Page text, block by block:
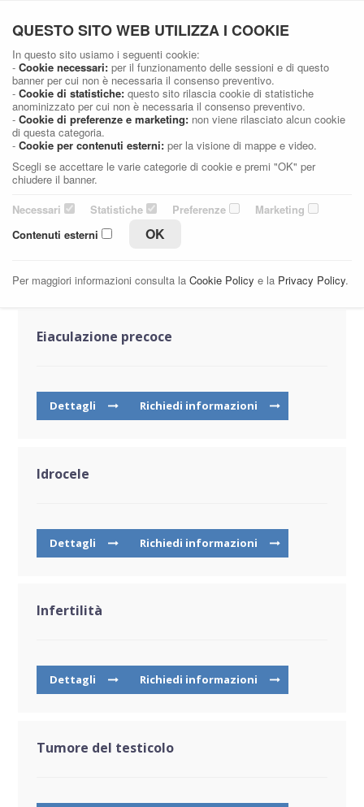
Dott. Stefano Casellato
Medico Chirurgo specialista in Urologia e Andrologia
PATOLOGIE ANDROLOGICHE
Home Patologie Patologie Andrologiche
Deficit erettile
Eiaculazione precoce
Dettagli Richiedi informazioni
Idrocele
Dettagli Richiedi informazioni
Infertilità
Dettagli Richiedi informazioni
Tumore del testicolo
QUESTO SITO WEB UTILIZZA I COOKIE
In questo sito usiamo i seguenti cookie:
- Cookie necessari: per il funzionamento delle sessioni e di questo
banner per cui non è necessaria il consenso preventivo.
- Cookie di statistiche: questo sito rilascia cookie di statistiche
anominizzato per cui non è necessaria il consenso preventivo.
- Cookie di preferenze e marketing: non viene rilasciato alcun cookie
di questa categoria.
- Cookie per contenuti esterni: per la visione di mappe e video.
Scegli se accettare le varie categorie di cookie e premi "OK" per
chiudere il banner.
Necessari
Statistiche Preferenze
Marketing
Contenuti esterni
OK
Per maggiori informazioni consulta la Cookie Policy e la Privacy Policy.